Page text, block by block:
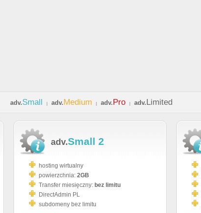
adv.Small adv.Medium adv.Pro adv.Limited
adv.Small 2
hosting wirtualny
powierzchnia: 2GB
Transfer miesięczny: bez limitu
DirectAdmin PL
subdomeny bez limitu